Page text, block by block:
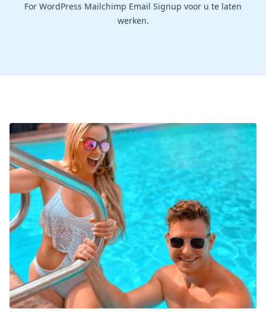
For WordPress Mailchimp Email Signup voor u te laten
werken.